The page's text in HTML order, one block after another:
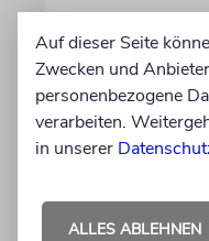
07.08.2026
Auf dieser Seite
Zwecken und
personenbezogene
verarbeiten.
in unserer
ALLES ABLEHNEN